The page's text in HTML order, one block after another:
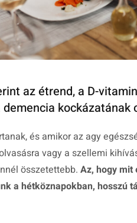
az étrend, a D-
kockázatának
és amikor az agy
vagy a szellemi
összetettebb. Az, hogy mit
a hétköznapokban, hosszú